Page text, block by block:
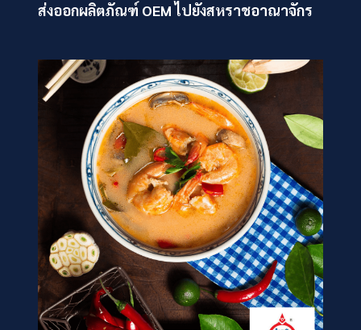
ส่งออกผลิตภัณฑ์ OEM ไปยังสหราชอาณาจักร